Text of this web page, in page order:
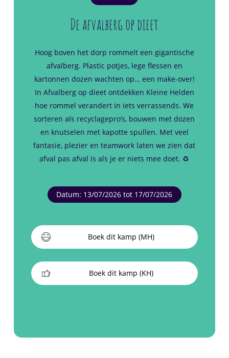
De afvalberg op dieet
Hoog boven het dorp rommelt een gigantische
afvalberg. Plastic potjes, lege flessen en
kartonnen dozen wachten op… een make-over!
In Afvalberg op dieetontdekken Kleine Helden
hoe rommel verandert in iets verrassends. We
sorteren als recyclagepro’s, bouwen met dozen
en knutselen met kapotte spullen. Met veel
fantasie, plezier en teamwork laten we zien dat
afval pas afval is als je er niets mee doet. ♻️
Datum: 13/07/2026 tot 17/07/2026
Boek dit kamp (MH)
Boek dit kamp (KH)